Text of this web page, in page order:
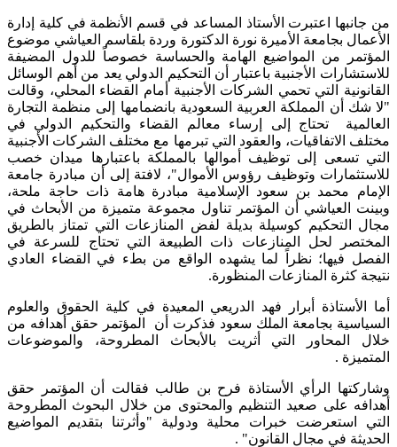
من جانبها اعتبرت الأستاذ المساعد في قسم الأنظمة في كلية إدارة
الأعمال بجامعة الأميرة نورة الدكتورة وردة بلقاسم العياشي موضوع
المؤتمر من المواضيع الهامة والحساسة خصوصاً للدول المضيفة
للاستشارات الأجنبية باعتبار أن التحكيم الدولي يعد من أهم الوسائل
القانونية التي تحمي الشركات الأجنبية أمام القضاء المحلي، وقالت
"لا شك أن المملكة العربية السعودية بانضمامها إلى منظمة التجارة
العالمية تحتاج إلى إرساء معالم القضاء والتحكيم الدولي في
مختلف الاتفاقيات، والعقود التي تبرمها مع مختلف الشركات الأجنبية
التي تسعى إلى توظيف أموالها بالمملكة باعتبارها ميدان خصب
للاستثمارات وتوظيف رؤوس الأموال"، لافتة إلى أن مبادرة جامعة
الإمام محمد بن سعود الإسلامية مبادرة هامة ذات حاجة ملحة،
وبينت العياشي أن المؤتمر تناول مجموعة متميزة من الأبحاث في
مجال التحكيم كوسيلة بديلة لفض المنازعات التي تمتاز بالطريق
المختصر لحل المنازعات ذات الطبيعة التي تحتاج للسرعة في
الفصل فيها؛ نظراً لما يشهده الواقع من بطء في القضاء العادي
نتيجة كثرة المنازعات المنظورة.
أما الأستاذة أبرار فهد الدريعي المعيدة في كلية الحقوق والعلوم
السياسية بجامعة الملك سعود فذكرت أن المؤتمر حقق أهدافه من
خلال المحاور التي أثريت بالأبحاث المطروحة، والموضوعات
المتميزة .
وشاركتها الرأي الأستاذة فرح بن طالب فقالت أن المؤتمر حقق
أهدافه على صعيد التنظيم والمحتوى من خلال البحوث المطروحة
التي استعرضت خبرات محلية ودولية "وأثرتنا بتقديم المواضيع
الحديثة في مجال القانون" .